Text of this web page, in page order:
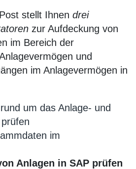
stellt Ihnen drei
zur Aufdeckung von
im Bereich der
und
im Anlagevermögen in
um das Anlage- und
im
Anlagen in SAP prüfen